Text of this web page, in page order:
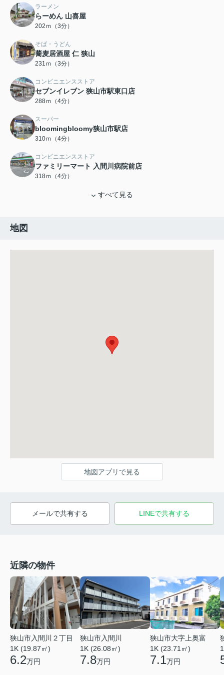
ラーメン
らーめん 山喜屋
202ｍ（3分）
そば・うどん
蕎麦居酒屋 仁 狭山
231ｍ（3分）
コンビニエンスストア
セブンイレブン 狭山市駅東口店
288ｍ（4分）
スーパー
bloomingbloomy狭山市駅店
310ｍ（4分）
コンビニエンスストア
ファミリーマート 入間川病院前店
318ｍ（4分）
すべて見る
地図
地図アプリで見る
メールで共有する LINEで共有する
近隣の物件
狭山市入間川２丁目
1K (19.87㎡)
6.2万円
狭山市入間川
1K (26.08㎡)
7.8万円
狭山市大字上奥富
1K (23.71㎡)
7.1万円